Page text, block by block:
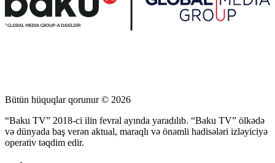
Bütün hüquqlar qorunur © 2026
“Baku TV” 2018-ci ilin fevral ayında yaradılıb. “Baku TV” ölkədə
və dünyada baş verən aktual, maraqlı və önəmli hadisələri izləyiciyə
operativ təqdim edir.